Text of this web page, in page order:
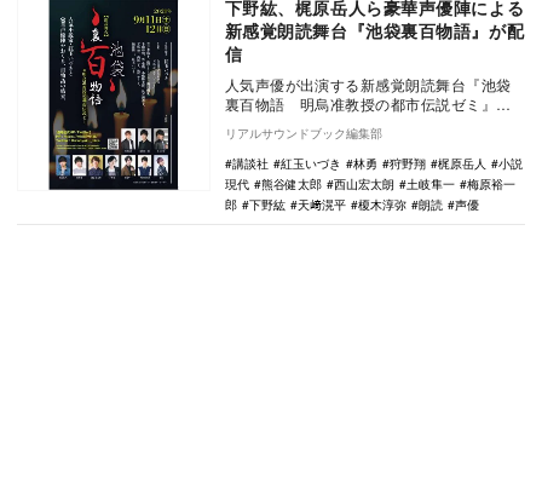
下野紘、梶原岳人ら豪華声優陣による
新感覚朗読舞台『池袋裏百物語』が配
信
人気声優が出演する新感覚朗読舞台『池袋
裏百物語 明烏准教授の都市伝説ゼミ』の
生配信が2021年9月11〜12日の2日間に実
施され…
リアルサウンドブック編集部
講談社
紅玉いづき 林勇 狩野翔 梶原岳人
小説
現代
熊谷健太郎 西山宏太朗 土岐隼一
梅原裕一
郎
下野紘 天﨑滉平 榎木淳弥 朗読 声優